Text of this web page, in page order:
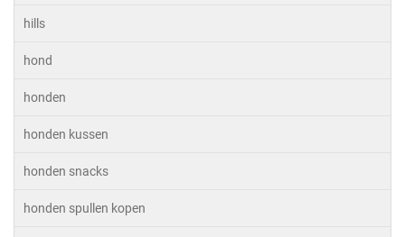
hills
hond
honden
honden kussen
honden snacks
honden spullen kopen